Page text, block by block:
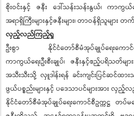
စိုးဝင်းနှင့် ဇနီး ဒေါ်သန်းသန်းနွယ်၊ ကာကွယ်
အရာရှိကြီးများနှင့်ဇနီးများ၊ တာဝန်ရှိသူမျာ
လှည့်လည်ကြည့်ရှု
ဦးစွာ နိုင်ငံတော်စီမံအုပ်ချုပ်ရေးက
ကာကွယ်ရေးဦးစီးချုပ်၊ ဇနီးနှင့်ဧည့်ပရိသတ်မျ
အသီးသီးသို့ လှူဒါန်းရန် ခင်းကျင်းပြင်ဆင်ထ
ဖွယ်ပစ္စည်းများနှင့် ပဒေသာပင်များအား
နိုင်ငံတော်စီမံအုပ်ချုပ်ရေးကောင်စီဥက္ကဋ္ဌ တပ်